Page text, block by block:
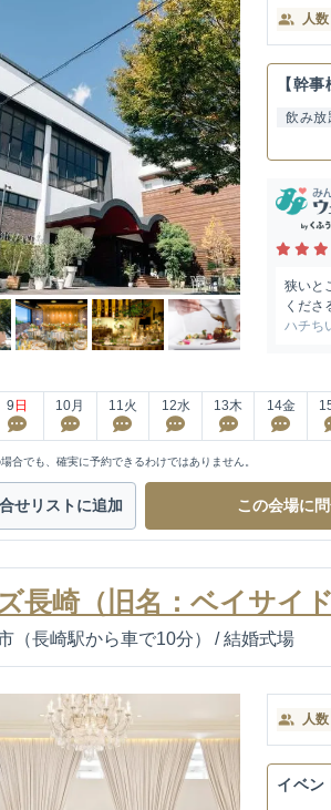
人数
【幹
飲み放
狭いと
くださ
ハチち
9 日 10月 11火 12水 13木 14金
合でも、確実に予約できるわけではありません。
せリストに追加 この会場に
長崎（旧名：ベイサイ
（長崎駅から車で10分） / 結婚式場
人数
イベン